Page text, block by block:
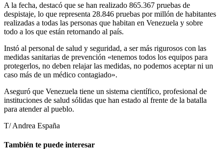
A la fecha, destacó que se han realizado 865.367 pruebas de
despistaje, lo que representa 28.846 pruebas por millón de habitantes
realizadas a todas las personas que habitan en Venezuela y sobre
todo a los que están retornando al país.
Instó al personal de salud y seguridad, a ser más rigurosos con las
medidas sanitarias de prevención «tenemos todos los equipos para
protegerlos, no deben relajar las medidas, no podemos aceptar ni un
caso más de un médico contagiado».
Aseguró que Venezuela tiene un sistema científico, profesional de
instituciones de salud sólidas que han estado al frente de la batalla
para atender al pueblo.
T/ Andrea España
También te puede interesar